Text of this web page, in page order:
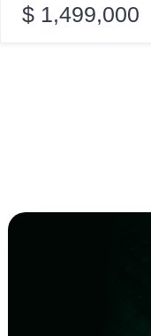
$ 1,499,000